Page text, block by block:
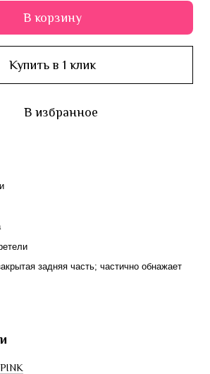
В корзину
Купить в 1 клик
В избранное
задняя часть; частично обнажает
PINK